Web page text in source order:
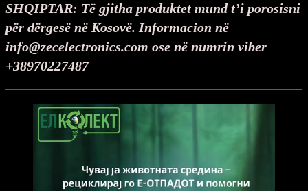
SHQIPTAR: Të gjitha produktet mund t’i porosisni
për dërgesë në Kosovë. Informacion në
info@zecelectronics.com ose në numrin viber
+38970227487